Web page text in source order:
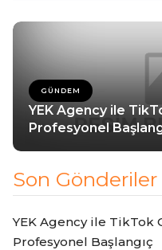
GÜNDEM
YEK Agency ile
Profesyonel
Son Gönderiler
YEK Agency ile TikTok
Profesyonel Başlangıç